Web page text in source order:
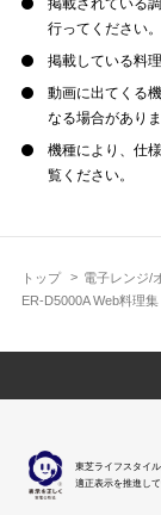
トップ 電子レンジ/
ER-D5000A Web料理集
掲載されている
行ってください。
掲載している料
動画に出てくる
なる場合がありま
機種により、仕
覧ください。
東芝ライフスタイル
適正表示を推進して